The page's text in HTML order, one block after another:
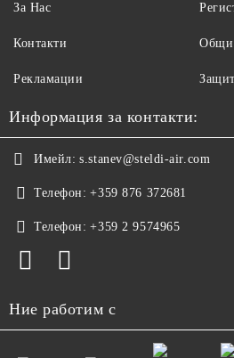
За Нас
Контакти
Рекламации
Общи
Информация за контакти:
Имейл: s.stanev@steldi-air.com
Телефон: +359 876 372681
Телефон: +359 2 9574965
Ние работим с